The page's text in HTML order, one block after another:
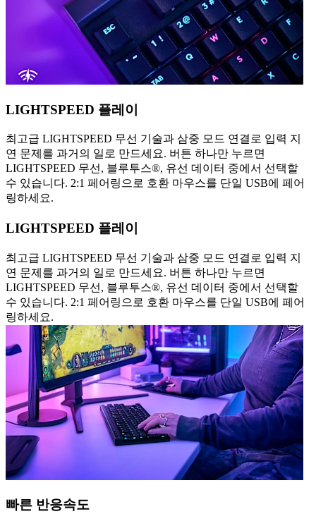
LIGHTSPEED 플레이
최고급 LIGHTSPEED 무선 기술과 삼중 모드 연결로 입력 지
연 문제를 과거의 일로 만드세요. 버튼 하나만 누르면
LIGHTSPEED 무선, 블루투스®, 유선 데이터 중에서 선택할
수 있습니다. 2:1 페어링으로 호환 마우스를 단일 USB에 페어
링하세요.
LIGHTSPEED 플레이
최고급 LIGHTSPEED 무선 기술과 삼중 모드 연결로 입력 지
연 문제를 과거의 일로 만드세요. 버튼 하나만 누르면
LIGHTSPEED 무선, 블루투스®, 유선 데이터 중에서 선택할
수 있습니다. 2:1 페어링으로 호환 마우스를 단일 USB에 페어
링하세요.
빠른 반응속도